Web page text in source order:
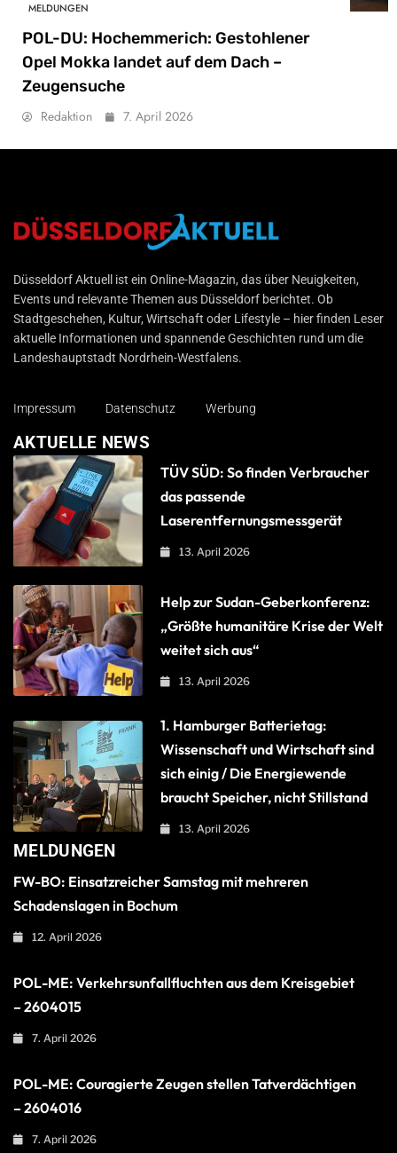
MELDUNGEN
POL-DU: Hochemmerich: Gestohlener
Opel Mokka landet auf dem Dach –
Zeugensuche
Redaktion 7. April 2026
Düsseldorf Aktuell
Düsseldorf Aktuell ist ein Online-Magazin, das über Neuigkeiten,
Events und relevante Themen aus Düsseldorf berichtet. Ob
Stadtgeschehen, Kultur, Wirtschaft oder Lifestyle – hier finden Leser
aktuelle Informationen und spannende Geschichten rund um die
Landeshauptstadt Nordrhein-Westfalens.
Impressum Datenschutz Werbung
AKTUELLE NEWS
TÜV SÜD: So finden Verbraucher
das passende
Laserentfernungsmessgerät
13. April 2026
Help zur Sudan-Geberkonferenz:
„Größte humanitäre Krise der Welt
weitet sich aus“
13. April 2026
1. Hamburger Batterietag:
Wissenschaft und Wirtschaft sind
sich einig / Die Energiewende
braucht Speicher, nicht Stillstand
13. April 2026
MELDUNGEN
FW-BO: Einsatzreicher Samstag mit mehreren
Schadenslagen in Bochum
12. April 2026
POL-ME: Verkehrsunfallfluchten aus dem Kreisgebiet
– 2604015
7. April 2026
POL-ME: Couragierte Zeugen stellen Tatverdächtigen
– 2604016
7. April 2026